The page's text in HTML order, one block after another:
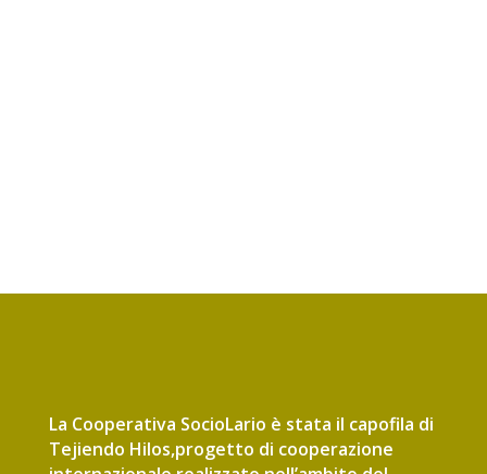
La Cooperativa SocioLario è stata il capofila di
Tejiendo Hilos,progetto di cooperazione